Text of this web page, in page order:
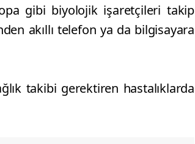
gibi biyolojik işaretçileri takip
akıllı telefon ya da bilgisayara
takibi gerektiren hastalıklarda